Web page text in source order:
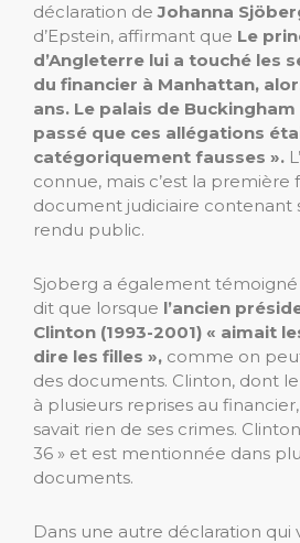
déclaration deJohanna
d’Epstein, affirmant que Le
d’Angleterre lui a touché les
du financier à Manhattan,
ans. Le palais de
passé que ces allégations
catégoriquement fausses ».
connue, mais c’est la première
document judiciaire contenant
rendu public.
Sjoberg a également témoigné
dit que lorsque l’ancien
Clinton (1993-2001) « aimait
dire les filles », comme on
des documents. Clinton, dont
à plusieurs reprises au
savait rien de ses crimes.
36 » et est mentionnée dans
documents.
Dans une autre déclaration qui